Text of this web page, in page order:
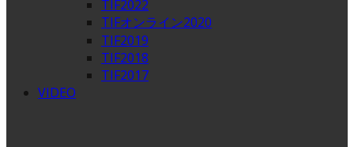
TIF2022
TIFオンライン2020
TIF2019
TIF2018
TIF2017
VIDEO